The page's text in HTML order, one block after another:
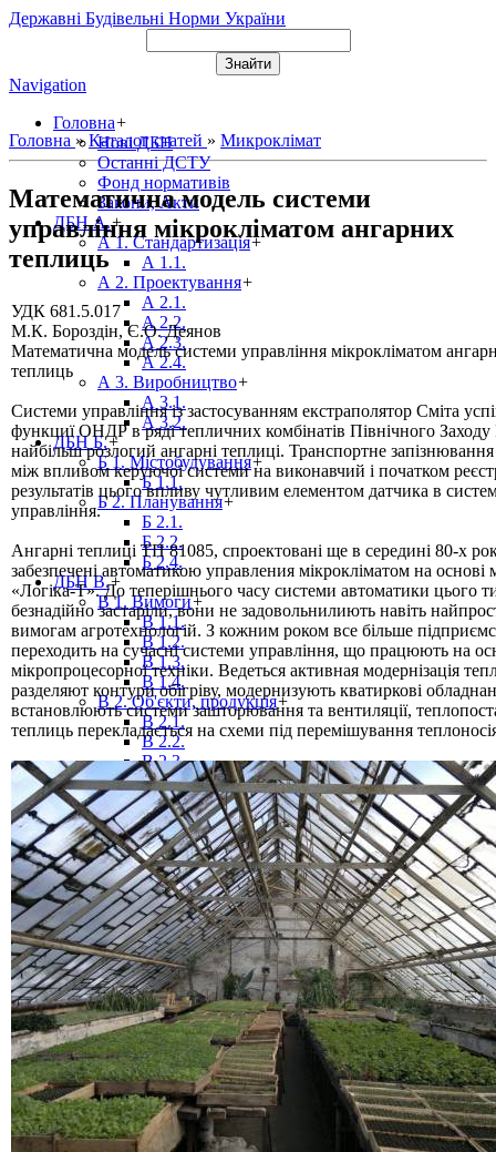
Державні Будівельні Норми України
Navigation
Головна+
Нові ДБН
Останні ДСТУ
Фонд нормативів
Закони, Акти
ДБН А.+
А 1. Стандартизація+
А 1.1.
А 2. Проектування+
А 2.1.
А 2.2.
А 2.3.
А 2.4.
А 3. Виробництво+
А 3.1.
А 3.2.
ДБН Б.+
Б 1. Містобудування+
Б 1.1.
Б 2. Планування+
Б 2.1.
Б 2.2.
Б 2.4.
ДБН В.+
В 1. Вимоги+
В 1.1.
В 1.2.
В 1.3.
В 1.4.
В 2. Об'єкти, продукція+
В 2.1.
В 2.2.
В 2.3.
В 2.4.
В 2.5.
В 2.6.
В 2.7.
В 2.8.
В 3. Експлуатація, ремонт+
В 3.1.
В 3.2.
ДБН Г.+
Г 1. Рекомендації
ДБН Д.+
Д 1. Нормування+
Д 1.1.
Д 1.2.
Д 2. Кошториси
Статті
Абетка
Головна » Каталог статей » Микроклімат
Математична модель системи
управління мікрокліматом ангарних
теплиць
УДК 681.5.017
М.К. Бороздін, Є.О. Деянов
Математична модель системи управління мікрокліматом
теплиць
Системи управління із застосуванням екстраполятор Сміта
функциї ОНДР в ряді тепличних комбінатів Північного Заходу
найбільш розлогий ангарні теплиці. Транспортне
між впливом керуючої системи на виконавчий і початком
результатів цього впливу чутливим елементом датчика в
управління.
Ангарні теплиці ТП 81085, спроектовані ще в середині 80-х
забезпечені автоматикою управления мікрокліматом на основі
«Логіка-Т». До теперішнього часу системи автоматики цього
безнадійно застаріли, вони не задовольнилиють навіть
вимогам агротехнологій. З кожним роком все більше
переходить на сучасні системи управління, що працюють на
мікропроцесорної техніки. Ведеться активная модернізація
разделяют контури обігріву, модернизують кватиркові
встановлюють системи зашторювання та вентиляції,
теплиць перекладається на схеми під перемішування